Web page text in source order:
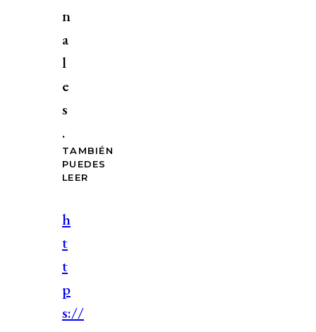
n
a
l
e
s
.
TAMBIÉN
PUEDES
LEER